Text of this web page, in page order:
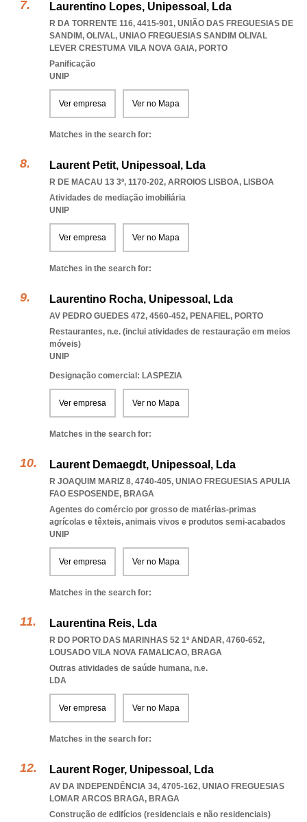
Laurentino Lopes, Unipessoal, Lda
R DA TORRENTE 116, 4415-901, UNIÃO DAS FREGUESIAS DE
SANDIM, OLIVAL, UNIAO FREGUESIAS SANDIM OLIVAL
LEVER CRESTUMA VILA NOVA GAIA, PORTO
Panificação
UNIP
Ver empresa Ver no Mapa
Matches in the search for:
Laurent Petit, Unipessoal, Lda
R DE MACAU 13 3º, 1170-202, ARROIOS LISBOA, LISBOA
Atividades de mediação imobiliária
UNIP
Ver empresa Ver no Mapa
Matches in the search for:
Laurentino Rocha, Unipessoal, Lda
AV PEDRO GUEDES 472, 4560-452, PENAFIEL, PORTO
Restaurantes, n.e. (inclui atividades de restauração em meios
móveis)
UNIP
Designação comercial: LASPEZIA
Ver empresa Ver no Mapa
Matches in the search for:
Laurent Demaegdt, Unipessoal, Lda
R JOAQUIM MARIZ 8, 4740-405, UNIAO FREGUESIAS APULIA
FAO ESPOSENDE, BRAGA
Agentes do comércio por grosso de matérias-primas
agrícolas e têxteis, animais vivos e produtos semi-acabados
UNIP
Ver empresa Ver no Mapa
Matches in the search for:
Laurentina Reis, Lda
R DO PORTO DAS MARINHAS 52 1º ANDAR, 4760-652,
LOUSADO VILA NOVA FAMALICAO, BRAGA
Outras atividades de saúde humana, n.e.
LDA
Ver empresa Ver no Mapa
Matches in the search for:
Laurent Roger, Unipessoal, Lda
AV DA INDEPENDÊNCIA 34, 4705-162, UNIAO FREGUESIAS
LOMAR ARCOS BRAGA, BRAGA
Construção de edifícios (residenciais e não residenciais)